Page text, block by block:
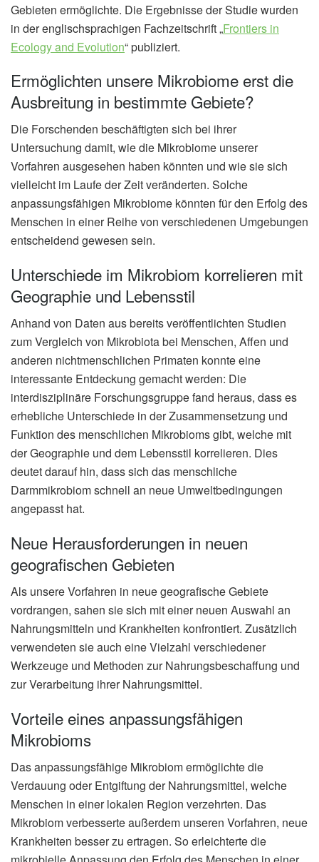
Gebieten ermöglichte. Die Ergebnisse der Studie wurden
in der englischsprachigen Fachzeitschrift „Frontiers in
Ecology and Evolution“ publiziert.
Ermöglichten unsere Mikrobiome erst die
Ausbreitung in bestimmte Gebiete?
Die Forschenden beschäftigten sich bei ihrer
Untersuchung damit, wie die Mikrobiome unserer
Vorfahren ausgesehen haben könnten und wie sie sich
vielleicht im Laufe der Zeit veränderten. Solche
anpassungsfähigen Mikrobiome könnten für den Erfolg des
Menschen in einer Reihe von verschiedenen Umgebungen
entscheidend gewesen sein.
Unterschiede im Mikrobiom korrelieren mit
Geographie und Lebensstil
Anhand von Daten aus bereits veröffentlichten Studien
zum Vergleich von Mikrobiota bei Menschen, Affen und
anderen nichtmenschlichen Primaten konnte eine
interessante Entdeckung gemacht werden: Die
interdisziplinäre Forschungsgruppe fand heraus, dass es
erhebliche Unterschiede in der Zusammensetzung und
Funktion des menschlichen Mikrobioms gibt, welche mit
der Geographie und dem Lebensstil korrelieren. Dies
deutet darauf hin, dass sich das menschliche
Darmmikrobiom schnell an neue Umweltbedingungen
angepasst hat.
Neue Herausforderungen in neuen
geografischen Gebieten
Als unsere Vorfahren in neue geografische Gebiete
vordrangen, sahen sie sich mit einer neuen Auswahl an
Nahrungsmitteln und Krankheiten konfrontiert. Zusätzlich
verwendeten sie auch eine Vielzahl verschiedener
Werkzeuge und Methoden zur Nahrungsbeschaffung und
zur Verarbeitung ihrer Nahrungsmittel.
Vorteile eines anpassungsfähigen
Mikrobioms
Das anpassungsfähige Mikrobiom ermöglichte die
Verdauung oder Entgiftung der Nahrungsmittel, welche
Menschen in einer lokalen Region verzehrten. Das
Mikrobiom verbesserte außerdem unseren Vorfahren, neue
Krankheiten besser zu ertragen. So erleichterte die